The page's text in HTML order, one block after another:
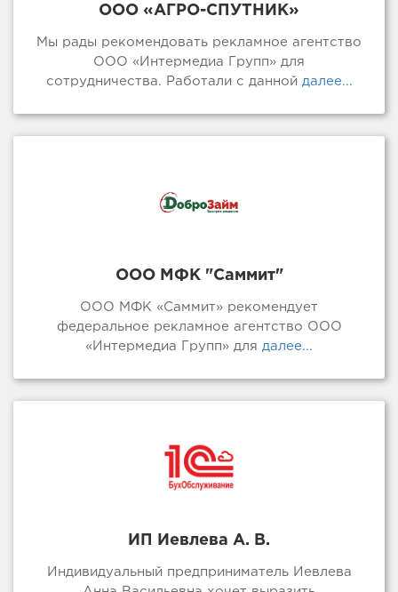
ООО «АГРО-СПУТНИК»
Мы рады рекомендовать рекламное агентство
ООО «Интермедиа Групп» для
сотрудничества. Работали с даннойдалее...
ООО МФК "Саммит"
ООО МФК «Саммит» рекомендует
федеральное рекламное агентство ООО
«Интермедиа Групп» для далее...
ИП Иевлева А. В.
Индивидуальный предприниматель Иевлева